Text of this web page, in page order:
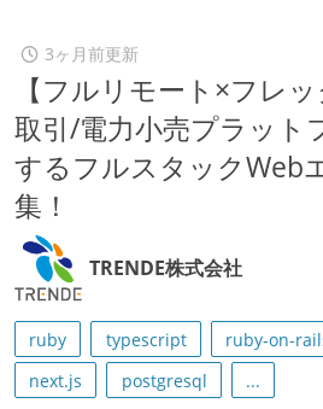
3ヶ月前更新
【フルリモート×フレ
取引/電⼒小売プラット
するフルスタックWeb
集！
TRENDE株式会社
ruby typescript ruby-on-
next.js
postgresql ...